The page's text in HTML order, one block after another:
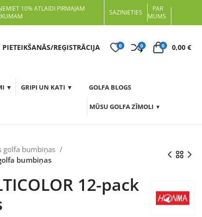
10% ATLAIDI PIRMAJAM
SAZINIETIES
PAR
MUMS
PIETEIKŠANĀS/REĢISTRĀCIJA 0 0 0 0,00 €
GRIPI UN KATI GOLFA BLOGS
MŪSU GOLFA ZĪMOLI
golfa bumbiņas
bumbiņas
12-pack